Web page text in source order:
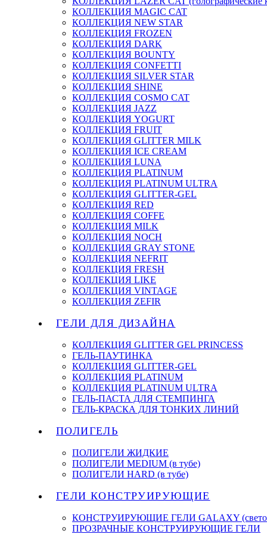
КОЛЛЕКЦИЯ MAGIC CAT
КОЛЛЕКЦИЯ NEW STAR
КОЛЛЕКЦИЯ FROZEN
КОЛЛЕКЦИЯ DARK
КОЛЛЕКЦИЯ BOUNTY
КОЛЛЕКЦИЯ CONFETTI
КОЛЛЕКЦИЯ SILVER STAR
КОЛЛЕКЦИЯ SHINE
КОЛЛЕКЦИЯ COSMO CAT
КОЛЛЕКЦИЯ JAZZ
КОЛЛЕКЦИЯ YOGURT
КОЛЛЕКЦИЯ FRUIT
КОЛЛЕКЦИЯ GLITTER MILK
КОЛЛЕКЦИЯ ICE CREAM
КОЛЛЕКЦИЯ LUNA
КОЛЛЕКЦИЯ PLATINUM
КОЛЛЕКЦИЯ PLATINUM ULTRA
КОЛЛЕКЦИЯ GLITTER-GEL
КОЛЛЕКЦИЯ RED
КОЛЛЕКЦИЯ COFFE
КОЛЛЕКЦИЯ MILK
КОЛЛЕКЦИЯ NOCH
КОЛЛЕКЦИЯ GRAY STONE
КОЛЛЕКЦИЯ NEFRIT
КОЛЛЕКЦИЯ FRESH
КОЛЛЕКЦИЯ LIKE
КОЛЛЕКЦИЯ VINTAGE
КОЛЛЕКЦИЯ ZEFIR
ГЕЛИ ДЛЯ ДИЗАЙНА
КОЛЛЕКЦИЯ GLITTER GEL PRINCESS
ГЕЛЬ-ПАУТИНКА
КОЛЛЕКЦИЯ GLITTER-GEL
КОЛЛЕКЦИЯ PLATINUM
КОЛЛЕКЦИЯ PLATINUM ULTRA
ГЕЛЬ-ПАСТА ДЛЯ СТЕМПИНГА
ГЕЛЬ-КРАСКА ДЛЯ ТОНКИХ ЛИНИЙ
ПОЛИГЕЛЬ
ПОЛИГЕЛИ ЖИДКИЕ
ПОЛИГЕЛИ MEDIUM (в тубе)
ПОЛИГЕЛИ HARD (в тубе)
ГЕЛИ КОНСТРУИРУЮЩИЕ
КОНСТРУИРУЮЩИЕ ГЕЛИ GALAXY
ПРОЗРАЧНЫЕ КОНСТРУИРУЮЩИЕ ГЕЛИ